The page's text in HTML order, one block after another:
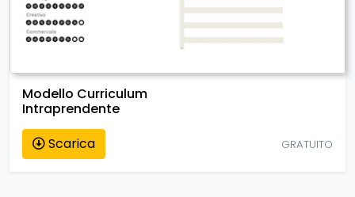
Modello Curriculum
Intraprendente
Scarica
GRATUITO